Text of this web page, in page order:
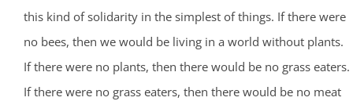
this kind of solidarity in the simplest of things. If there were
no bees, then we would be living in a world without plants.
If there were no plants, then there would be no grass eaters.
If there were no grass eaters, then there would be no meat